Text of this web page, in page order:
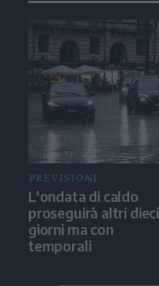
PREVISIONI
L'ondata di caldo
proseguirà altri dieci
giorni ma con
temporali